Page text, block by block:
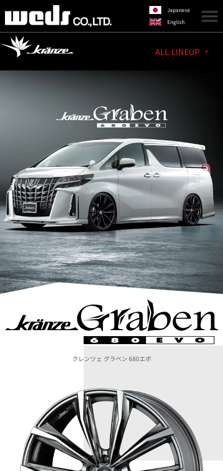
Japanese
English
ALL LINEUP
クレンツェ グラベン 680エボ